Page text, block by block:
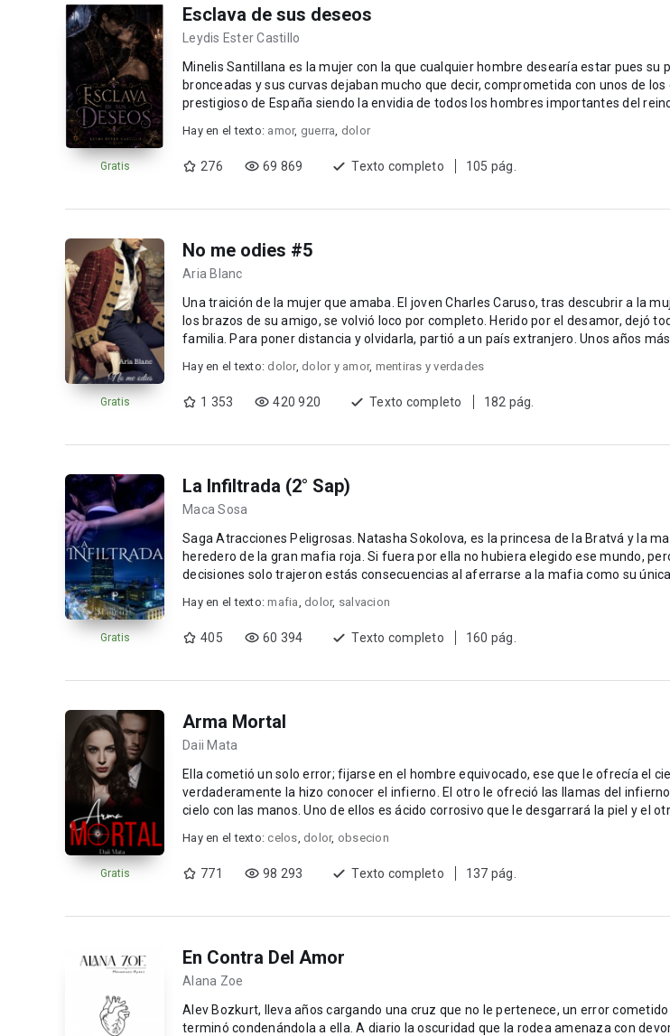
Gratis
Esclava de sus deseos
Leydis Ester Castillo
Minelis Santillana es la mujer con la que cualquier hombre desearía estar pues su
bronceadas y sus curvas dejaban mucho que decir, comprometida con unos de los
prestigioso de España siendo la envidia de todos los hombres importantes del reino. Pronto la vida
Hay en el texto: amor, guerra, dolor
276 69 869 Texto completo 105 pág.
Gratis
No me odies #5
Aria Blanc
Una traición de la mujer que amaba. El joven Charles Caruso, tras descubrir a la mujer que amaba en
los brazos de su amigo, se volvió loco por completo. Herido por el desamor, dejó
familia. Para poner distancia y olvidarla, partió a un país extranjero. Unos años
Hay en el texto: dolor, dolor y amor, mentiras y verdades
1 353 420 920 Texto completo 182 pág.
Gratis
La Infiltrada (2° Sap)
Maca Sosa
Saga Atracciones Peligrosas. Natasha Sokolova, es la princesa de la Bratvá y la madre del futuro
heredero de la gran mafia roja. Si fuera por ella no hubiera elegido ese mundo,
decisiones solo trajeron estás consecuencias al aferrarse a la mafia como su única
Hay en el texto:mafia, dolor, salvacion
405 60 394 Texto completo 160 pág.
Gratis
Arma Mortal
Daii Mata
Ella cometió un solo error; fijarse en el hombre equivocado, ese que le ofrecía el
verdaderamente la hizo conocer el infierno. El otro le ofreció las llamas del
cielo con las manos. Uno de ellos es ácido corrosivo que le desgarrará la piel y el
Hay en el texto: celos, dolor, obsecion
771 98 293 Texto completo 137 pág.
En Contra Del Amor
Alana Zoe
Alev Bozkurt, lleva años cargando una cruz que no le pertenece, un error
terminó condenándola a ella. A diario la oscuridad que la rodea amenaza con